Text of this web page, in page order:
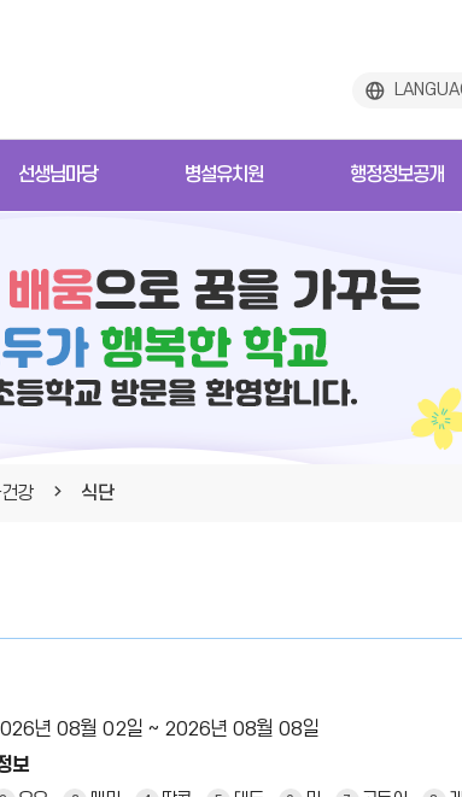
선생님마당 병설유치원 행정정보공개
강 식단
년 08월 02일 ~ 2026년 08월 08일
보